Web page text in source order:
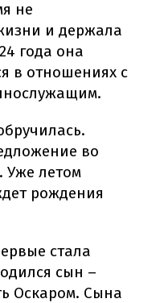
не
и держала
года она
в отношениях с
во
Уже летом
рождения
стала
сын –
Оскаром. Сына